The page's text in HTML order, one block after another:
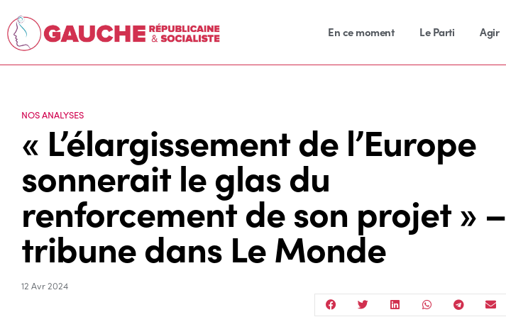
En ce moment Le Parti Agir
NOS ANALYSES
« L’élargissement de l’Europe
sonnerait le glas du
renforcement de son projet » –
tribune dans Le Monde
12 Avr 2024